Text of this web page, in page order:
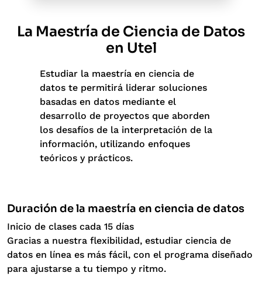
La Maestría de Ciencia de Datos
en Utel
Estudiar la maestría en ciencia de
datos te permitirá liderar soluciones
basadas en datos mediante el
desarrollo de proyectos que aborden
los desafíos de la interpretación de la
información, utilizando enfoques
teóricos y prácticos.
Duración de la maestría en ciencia de datos
Inicio de clases cada 15 días
Gracias a nuestra flexibilidad, estudiar ciencia de
datos en línea es más fácil, con el programa diseñado
para ajustarse a tu tiempo y ritmo.